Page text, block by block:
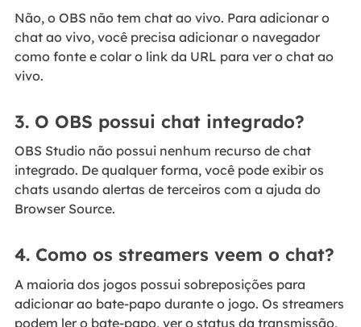
Não, o OBS não tem chat ao vivo. Para adicionar o
chat ao vivo, você precisa adicionar o navegador
como fonte e colar o link da URL para ver o chat ao
vivo.
3. O OBS possui chat integrado?
OBS Studio não possui nenhum recurso de chat
integrado. De qualquer forma, você pode exibir os
chats usando alertas de terceiros com a ajuda do
Browser Source.
4. Como os streamers veem o chat?
A maioria dos jogos possui sobreposições para
adicionar ao bate-papo durante o jogo. Os streamers
podem ler o bate-papo, ver o status da transmissão,